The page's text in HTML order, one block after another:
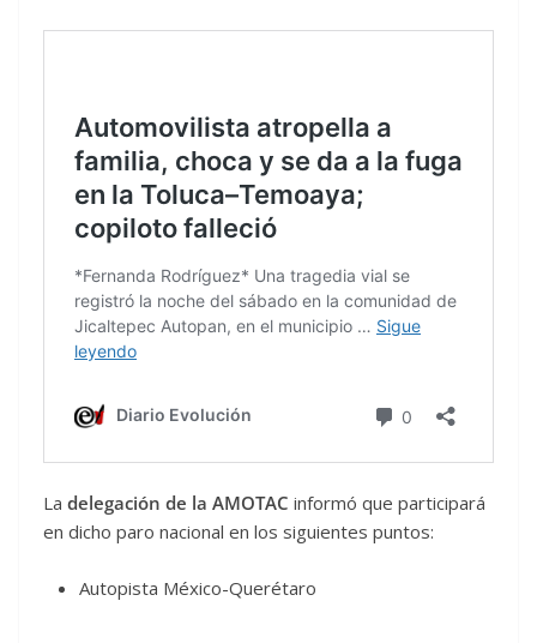
La delegación de la AMOTAC informó que participará
en dicho paro nacional en los siguientes puntos:
Autopista México-Querétaro